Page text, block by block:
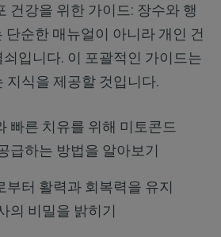
건강을 위한 가이드: 장수와 행
단순한 매뉴얼이 아니라 개인 건
입니다. 이 포괄적인 가이드는
지식을 제공할 것입니다.
빠른 치유를 위해 미토콘드
급하는 방법을 알아보기
부터 활력과 회복력을 유지
의 비밀을 밝히기